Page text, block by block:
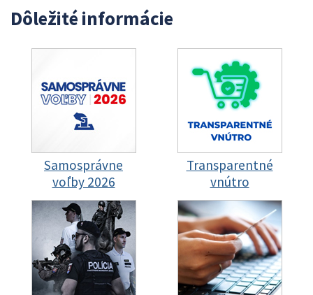
Dôležité informácie
Samosprávne
voľby 2026
Transparentné
vnútro